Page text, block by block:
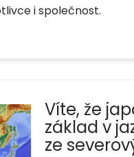
i společnost.
Víte, že
základ v
ze